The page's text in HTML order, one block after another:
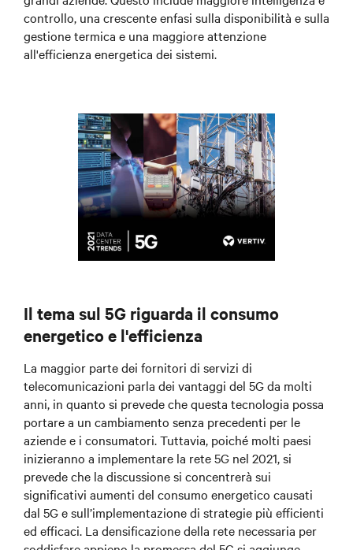
controllo, una crescente enfasi sulla disponibilità e sulla
gestione termica e una maggiore attenzione
all'efficienza energetica dei sistemi.
Il tema sul 5G riguarda il consumo
energetico e l'efficienza
La maggior parte dei fornitori di servizi di
telecomunicazioni parla dei vantaggi del 5G da molti
anni, in quanto si prevede che questa tecnologia possa
portare a un cambiamento senza precedenti per le
aziende e i consumatori. Tuttavia, poiché molti paesi
inizieranno a implementare la rete 5G nel 2021, si
prevede che la discussione si concentrerà sui
significativi aumenti del consumo energetico causati
dal 5G e sull’implementazione di strategie più efficienti
ed efficaci. La densificazione della rete necessaria per